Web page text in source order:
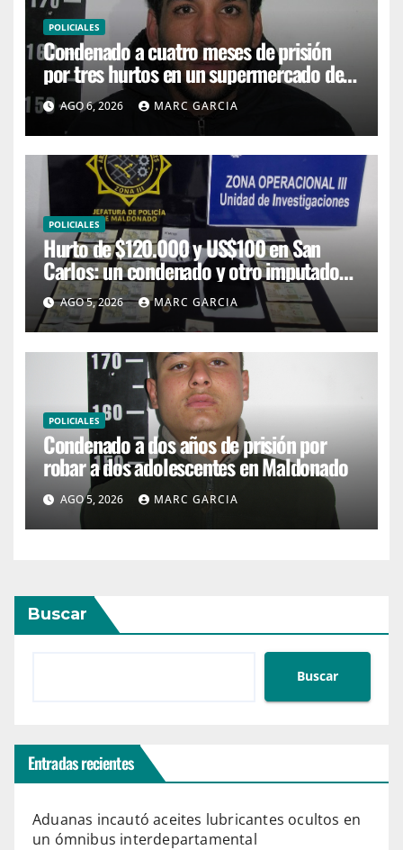
POLICIALES
Condenado a cuatro meses de prisión
por tres hurtos en un supermercado de
San Carlos
AGO 6, 2026 MARC GARCIA
POLICIALES
Hurto de $120.000 y US$100 en San
Carlos: un condenado y otro imputado
con prisión preventiva
AGO 5, 2026 MARC GARCIA
POLICIALES
Condenado a dos años de prisión por
robar a dos adolescentes en Maldonado
AGO 5, 2026 MARC GARCIA
Buscar
Buscar
Entradas recientes
Aduanas incautó aceites lubricantes ocultos en
un ómnibus interdepartamental